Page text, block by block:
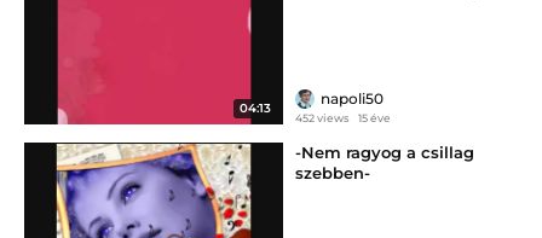
04:13
napoli50
452 views 15 éve
-Nem ragyog a csillag
szebben-